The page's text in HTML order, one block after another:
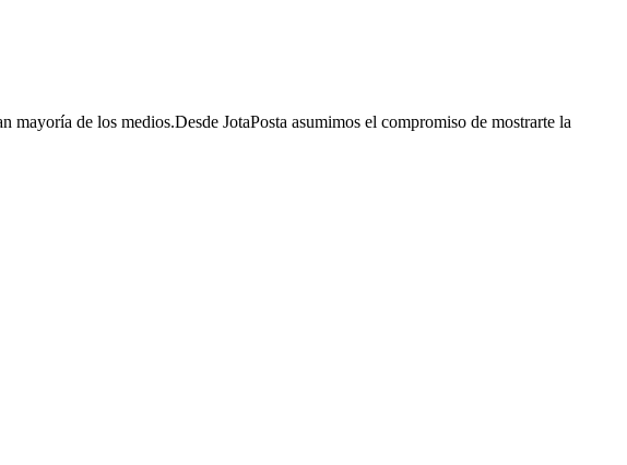
de los medios.Desde JotaPosta asumimos el compromiso de mostrarte la